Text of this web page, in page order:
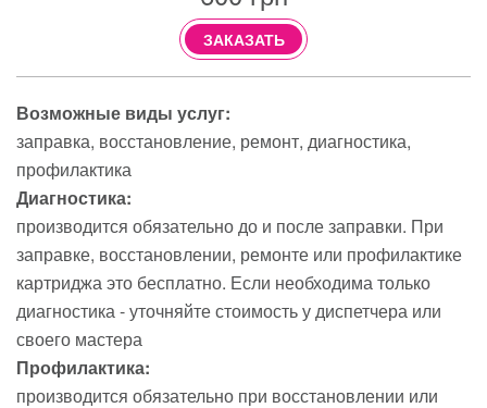
ЗАКАЗАТЬ
Возможные виды услуг:
заправка восстановление ремонт диагностика
профилактика
Диагностика:
производится обязательно до и после заправки. При
заправке, восстановлении, ремонте или профилактике
картриджа это бесплатно. Если необходима только
диагностика - уточняйте стоимость у диспетчера или
своего мастера
Профилактика:
производится обязательно при восстановлении или